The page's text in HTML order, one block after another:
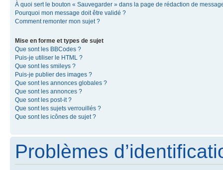
À quoi sert le bouton « Sauvegarder » dans la page de rédaction de
Pourquoi mon message doit être validé ?
Comment remonter mon sujet ?
Mise en forme et types de sujet
Que sont les BBCodes ?
Puis-je utiliser le HTML ?
Que sont les smileys ?
Puis-je publier des images ?
Que sont les annonces globales ?
Que sont les annonces ?
Que sont les post-it ?
Que sont les sujets verrouillés ?
Que sont les icônes de sujet ?
Problèmes